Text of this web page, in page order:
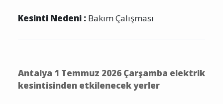
Kesinti Nedeni : Bakım Çalışması
Antalya 1 Temmuz 2026 Çarşamba elektrik
kesintisinden etkilenecek yerler